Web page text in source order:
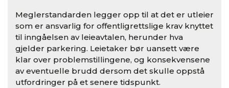
Meglerstandarden legger opp til at det er utleier
som er ansvarlig for offentligrettslige krav knyttet
til inngåelsen av leieavtalen, herunder hva
gjelder parkering. Leietaker bør uansett være
klar over problemstillingene, og konsekvensene
av eventuelle brudd dersom det skulle oppstå
utfordringer på et senere tidspunkt.